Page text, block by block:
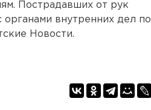
Пострадавших от рук
органами внутренних дел по
Новости.